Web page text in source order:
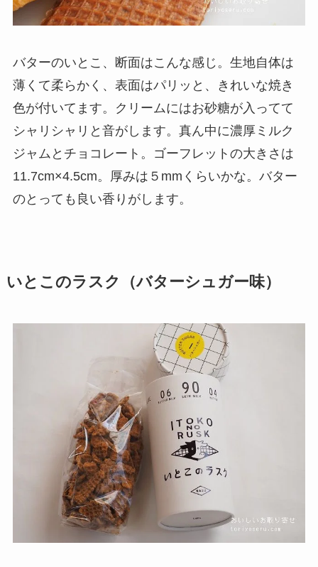
バターのいとこ、断面はこんな感じ。生地自体は
薄くて柔らかく、表面はパリッと、きれいな焼き
色が付いてます。クリームにはお砂糖が入ってて
シャリシャリと音がします。真ん中に濃厚ミルク
ジャムとチョコレート。ゴーフレットの大きさは
11.7cm×4.5cm。厚みは５mmくらいかな。バター
のとっても良い香りがします。
いとこのラスク（バターシュガー味）